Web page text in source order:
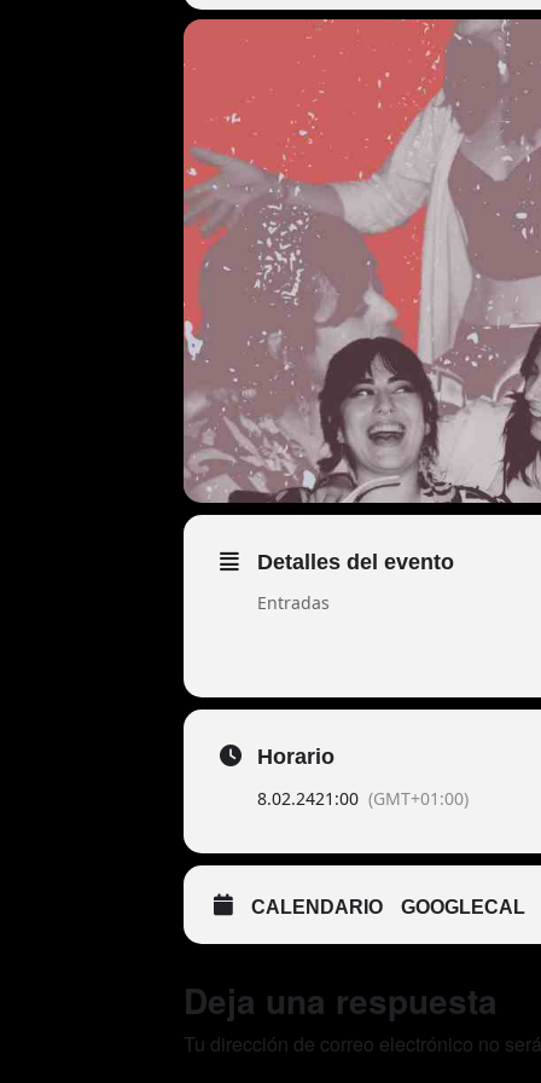
Detalles del evento
Entradas
Horario
8.02.2421:00 (GMT+01:00)
CALENDARIO GOOGLECAL
Deja una respuesta
Tu dirección de correo electrónico no